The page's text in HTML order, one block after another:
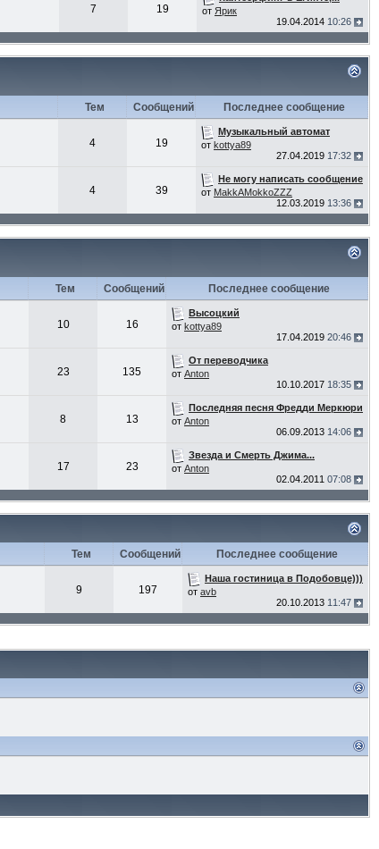
7 19
от Ярик
19.04.2014 10:26
Тем Сообщений Последнее сообщение
4 19
Музыкальный автомат
от kottya89
27.04.2019 17:32
4 39
Не могу написать сообщение
от MakkAMokkoZZZ
12.03.2019 13:36
Тем Сообщений Последнее сообщение
10 16
Высоцкий
от kottya89
17.04.2019 20:46
23 135
От переводчика
от Anton
10.10.2017 18:35
8 13
Последняя песня Фредди Меркюри
от Anton
06.09.2013 14:06
17 23
Звезда и Смерть Джима...
от Anton
02.04.2011 07:08
Тем Сообщений Последнее сообщение
9 197
Наша гостиница в Подобовце)))
от avb
20.10.2013 11:47